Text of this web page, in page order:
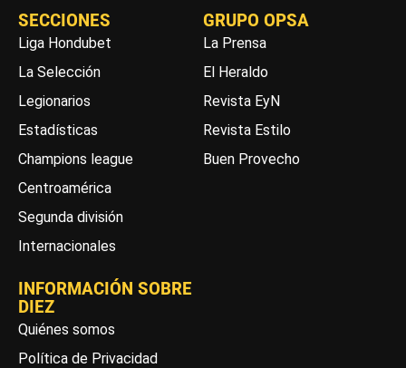
SECCIONES
Liga Hondubet
La Selección
Legionarios
Estadísticas
Champions league
Centroamérica
Segunda división
Internacionales
GRUPO OPSA
La Prensa
El Heraldo
Revista EyN
Revista Estilo
Buen Provecho
INFORMACIÓN SOBRE
DIEZ
Quiénes somos
Política de Privacidad